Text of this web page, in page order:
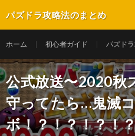
パズドラ攻略法のまとめ
ホーム 初心者ガイド パズド
公式放送〜2020秋
守ってたら…鬼滅
ボ！？！？！？！